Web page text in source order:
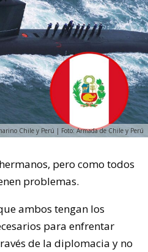
Chile y Perú | Foto: Armada de Chile y Perú
pero como todos
problemas.
ambos tengan los
para enfrentar
de la diplomacia y no